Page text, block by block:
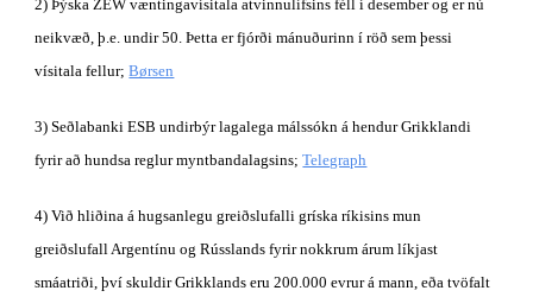
2) Þýska ZEW væntingavísitala atvinnulífsins féll í desember og er nú
neikvæð, þ.e. undir 50. Þetta er fjórði mánuðurinn í röð sem þessi
vísitala fellur; Børsen
3) Seðlabanki ESB undirbýr lagalega málssókn á hendur Grikklandi
fyrir að hundsa reglur myntbandalagsins; Telegraph
4) Við hliðina á hugsanlegu greiðslufalli gríska ríkisins mun
greiðslufall Argentínu og Rússlands fyrir nokkrum árum líkjast
smáatriði, því skuldir Grikklands eru 200.000 evrur á mann, eða tvöfalt